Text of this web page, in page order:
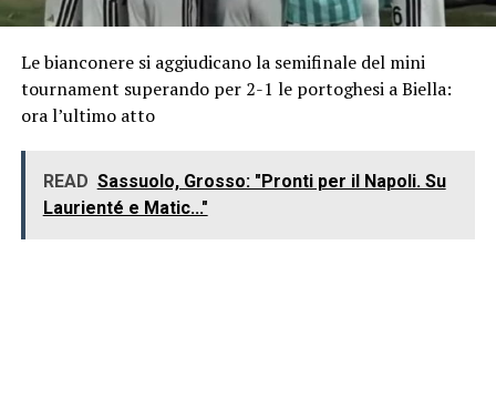
Le bianconere si aggiudicano la semifinale del mini
tournament superando per 2-1 le portoghesi a Biella:
ora l’ultimo atto
READ Sassuolo, Grosso: "Pronti per il Napoli. Su
Laurienté e Matic..."